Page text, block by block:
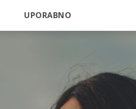
UPORABNO
Digitalno.